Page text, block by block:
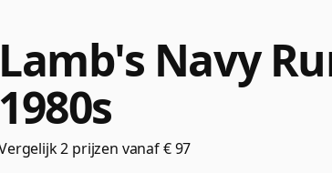
Lamb's Navy
1980s
2 prijzen vanaf € 97